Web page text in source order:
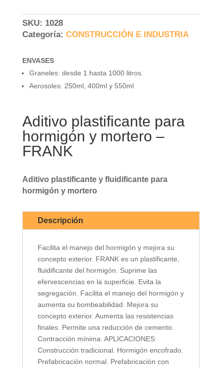
SKU: 1028
Categoría: CONSTRUCCIÓN E INDUSTRIA
ENVASES
Graneles: desde 1 hasta 1000 litros.
Aerosoles: 250ml, 400ml y 550ml
Aditivo plastificante para
hormigón y mortero –
FRANK
Aditivo plastificante y fluidificante para
hormigón y mortero
Descripción
Facilita el manejo del hormigón y mejora su
concepto exterior. FRANK es un plastificante,
fluidificante del hormigón. Suprime las
efervescencias en la superficie. Evita la
segregación. Facilita el manejo del hormigón y
aumenta su bombeabilidad. Mejora su
concepto exterior. Aumenta las resistencias
finales. Permite una reducción de cemento.
Contracción mínima. APLICACIONES:
Construcción tradicional. Hormigón encofrado.
Prefabricación normal. Prefabricación con